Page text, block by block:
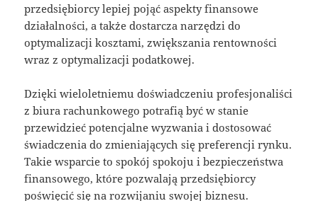
przedsiębiorcy lepiej pojąć aspekty finansowe
działalności, a także dostarcza narzędzi do
optymalizacji kosztami, zwiększania rentowności
wraz z optymalizacji podatkowej.
Dzięki wieloletniemu doświadczeniu profesjonaliści
z biura rachunkowego potrafią być w stanie
przewidzieć potencjalne wyzwania i dostosować
świadczenia do zmieniających się preferencji rynku.
Takie wsparcie to spokój spokoju i bezpieczeństwa
finansowego, które pozwalają przedsiębiorcy
poświęcić się na rozwijaniu swojej biznesu.